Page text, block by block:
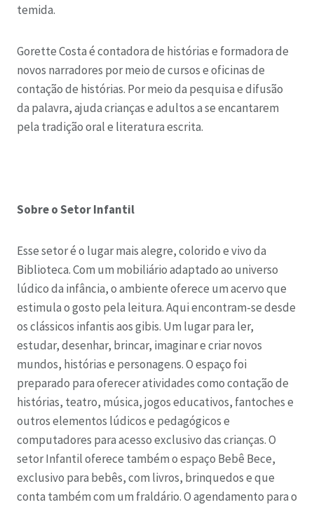
temida.
Gorette Costa é contadora de histórias e formadora de
novos narradores por meio de cursos e oficinas de
contação de histórias. Por meio da pesquisa e difusão
da palavra, ajuda crianças e adultos a se encantarem
pela tradição oral e literatura escrita.
Sobre o Setor Infantil
Esse setor é o lugar mais alegre, colorido e vivo da
Biblioteca. Com um mobiliário adaptado ao universo
lúdico da infância, o ambiente oferece um acervo que
estimula o gosto pela leitura. Aqui encontram-se desde
os clássicos infantis aos gibis. Um lugar para ler,
estudar, desenhar, brincar, imaginar e criar novos
mundos, histórias e personagens. O espaço foi
preparado para oferecer atividades como contação de
histórias, teatro, música, jogos educativos, fantoches e
outros elementos lúdicos e pedagógicos e
computadores para acesso exclusivo das crianças. O
setor Infantil oferece também o espaço Bebê Bece,
exclusivo para bebês, com livros, brinquedos e que
conta também com um fraldário. O agendamento para o